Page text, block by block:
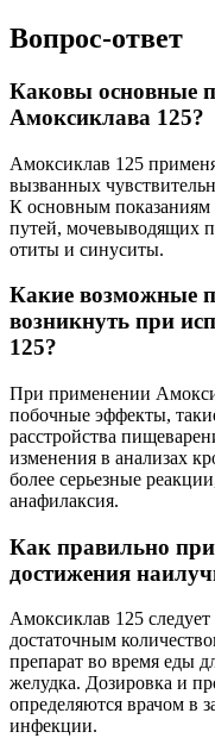
Вопрос-ответ
Каковы основные
Амоксиклава 125?
Амоксиклав 125
вызванных
К основным показаниям
путей, мочевыводящих
отиты и синуситы.
Какие возможные
возникнуть при
125?
При применении
побочные эффекты,
расстройства
изменения в анализах
более серьезные
анафилаксия.
Как правильно
достижения
Амоксиклав 125
достаточным
препарат во время еды
желудка. Дозировка и
определяются врачом в
инфекции.